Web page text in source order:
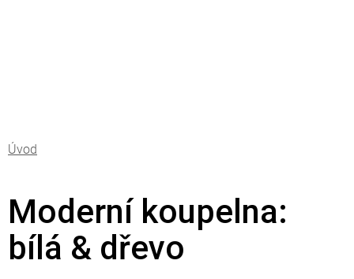
Moderní koupelna:
bílá & dřevo